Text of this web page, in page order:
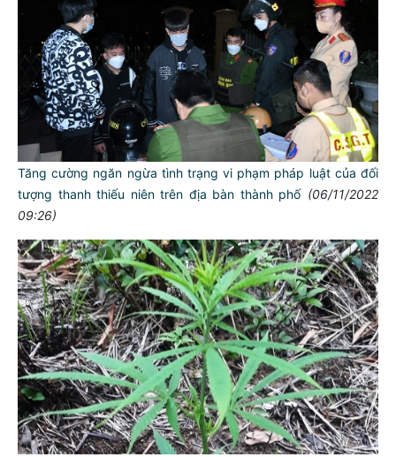
Tăng cường ngăn ngừa tình trạng vi phạm pháp luật của đối
tượng thanh thiếu niên trên địa bàn thành phố (06/11/2022
09:26)